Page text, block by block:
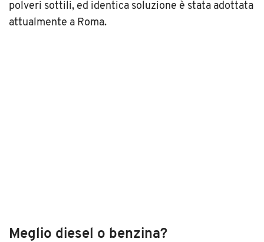
polveri sottili, ed identica soluzione è stata adottata
attualmente a Roma.
Meglio diesel o benzina?